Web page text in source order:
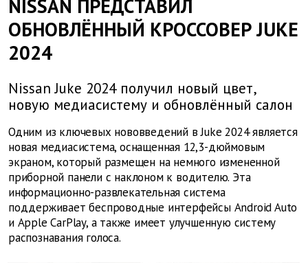
NISSAN ПРЕДСТАВИЛ
ОБНОВЛЁННЫЙ КРОССОВЕР JUKE
2024
Nissan Juke 2024 получил новый цвет,
новую медиасистему и обновлённый салон
Одним из ключевых нововведений в Juke 2024 является
новая медиасистема, оснащенная 12,3-дюймовым
экраном, который размещен на немного измененной
приборной панели с наклоном к водителю. Эта
информационно-развлекательная система
поддерживает беспроводные интерфейсы Android Auto
и Apple CarPlay, а также имеет улучшенную систему
распознавания голоса.